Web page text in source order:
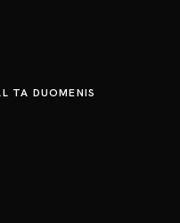
TA DUOMENIS